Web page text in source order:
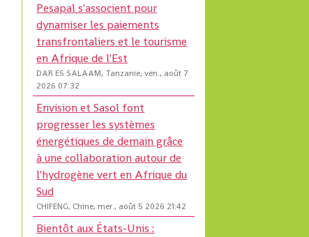
Pesapal s'associent pour
dynamiser les paiements
transfrontaliers et le tourisme
en Afrique de l'Est
DAR ES SALAAM, Tanzanie, ven., août 7
2026 07:32
Envision et Sasol font
progresser les systèmes
énergétiques de demain grâce
à une collaboration autour de
l'hydrogène vert en Afrique du
Sud
CHIFENG, Chine, mer., août 5 2026 21:42
Bientôt aux États-Unis :